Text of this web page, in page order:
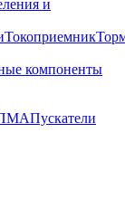
и
Токоприемник
компоненты
ПМАПускатели